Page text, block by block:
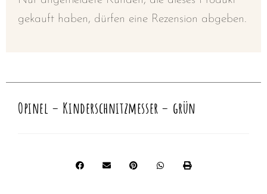
gekauft haben, dürfen eine Rezension abgeben.
Opinel – Kinderschnitzmesser – grün